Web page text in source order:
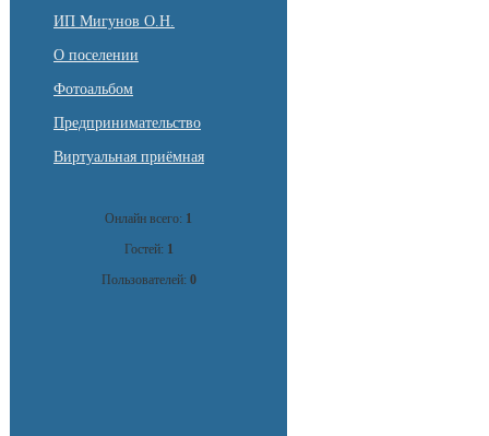
ИП Мигунов О.Н.
О поселении
Фотоальбом
Предпринимательство
Виртуальная приёмная
Онлайн всего: 1
Гостей: 1
Пользователей: 0